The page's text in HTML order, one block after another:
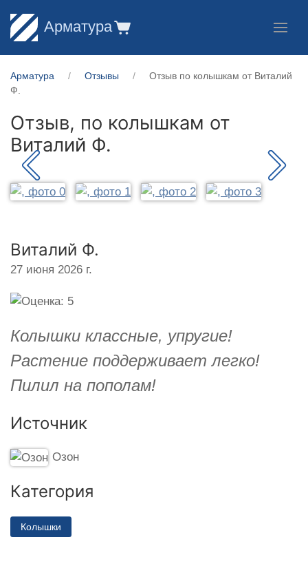
Арматура
Арматура Отзывы
Отзыв по колышкам от Виталий
Ф.
Отзыв, по колышкам от
Виталий Ф.
Виталий Ф.
27 июня 2026 г.
Колышки классные, упругие!
Растение поддерживает легко!
Пилил на пополам!
Источник
Озон
Категория
Колышки